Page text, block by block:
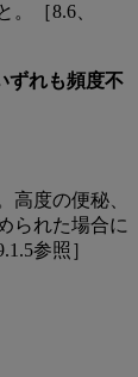
［8.6、
ずれも頻度不
⾼度の便秘、
られた場合に
参照］